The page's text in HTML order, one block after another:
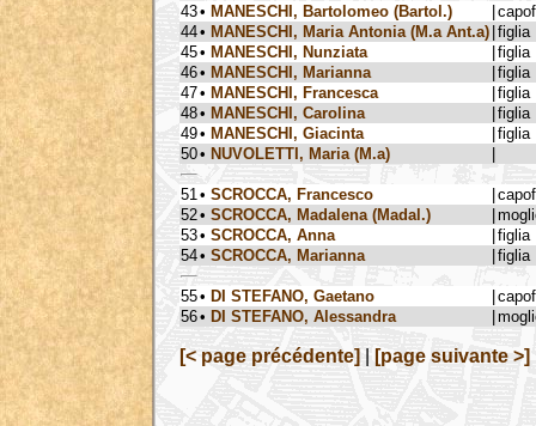
43• MANESCHI, Bartolomeo (Bartol.)
44• MANESCHI, Maria Antonia (M.a Ant.a) figlia
45• MANESCHI, Nunziata
figlia
46• MANESCHI, Marianna
figlia
47• MANESCHI, Francesca
figlia
48• MANESCHI, Carolina
figlia
49• MANESCHI, Giacinta
figlia
50• NUVOLETTI, Maria (M.a)
51 • SCROCCA, Francesco
52• SCROCCA, Madalena (Madal.)
53• SCROCCA, Anna
figlia
54• SCROCCA, Marianna figlia
55• DI STEFANO, Gaetano
56• DI STEFANO, Alessandra
[< page précédente] [page suivante >]